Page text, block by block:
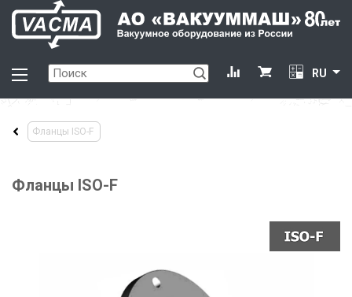
RU
Фланцы ISO-F
Фланцы ISO-F